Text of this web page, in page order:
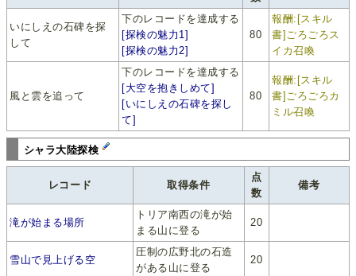
いにしえの石碑を探
して
下のレコードを達成する
[探検の魅力1]
[探検の魅力2]
80
報酬:[スキル
書]ごろごろス
イカ召喚
風と雲を追って
下のレコードを達成する
[大空を抱きしめて]
[いにしえの石碑を探し
て]
80
報酬:[スキル
書]ごろごろカ
ミル召喚
シャラ大陸探検
レコード 取得条件
点
数
備考
滝が始まる場所
トリア南西の滝が始
まる山に登る
20
雪山で見上げる空
圧制の広野北の石造
がある山に登る
20